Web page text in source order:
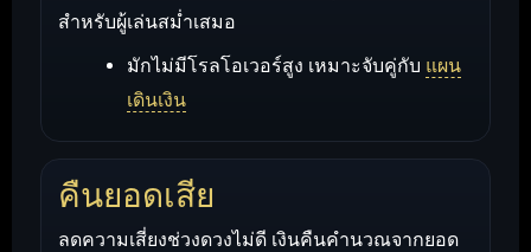
สำหรับผู้เล่นสม่ำเสมอ
มักไม่มีโรลโอเวอร์สูง เหมาะจับคู่กับ แผน
เดินเงิน
คืนยอดเสีย
ลดความเสี่ยงช่วงดวงไม่ดี เงินคืนคำนวณจากยอด